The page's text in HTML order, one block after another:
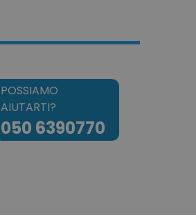
POSSIAMO
AIUTARTI?
050 6390770